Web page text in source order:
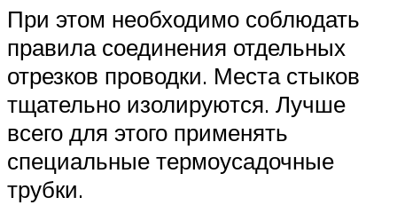
При этом необходимо соблюдать
правила соединения отдельных
отрезков проводки. Места стыков
тщательно изолируются. Лучше
всего для этого применять
специальные термоусадочные
трубки.